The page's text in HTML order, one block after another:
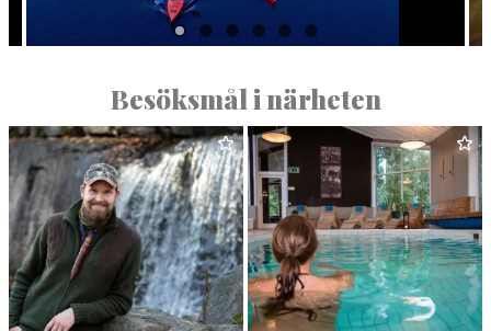
Besöksmål i närheten